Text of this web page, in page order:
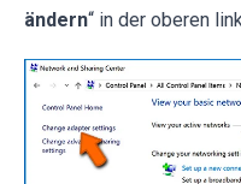
ändern“ in der oberen